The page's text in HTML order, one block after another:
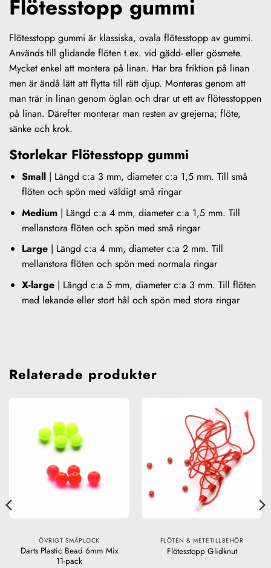
Flötesstopp gummi
Flötesstopp gummi är klassiska, ovala flötesstopp av gummi.
Används till glidande flöten t.ex. vid gädd- eller gösmete.
Mycket enkel att montera på linan. Har bra friktion på linan
men är ändå lätt att flytta till rätt djup. Monteras genom att
man trär in linan genom öglan och drar ut ett av flötesstoppen
på linan. Därefter monterar man resten av grejerna; flöte,
sänke och krok.
Storlekar Flötesstopp gummi
Small| Längd c:a 3 mm, diameter c:a 1,5 mm. Till små
flöten och spön med väldigt små ringar
Medium| Längd c:a 4 mm, diameter c:a 1,5 mm. Till
mellanstora flöten och spön med små ringar
Large| Längd c:a 4 mm, diameter c:a 2 mm. Till
mellanstora flöten och spön med normala ringar
X-large| Längd c:a 5 mm, diameter c:a 3 mm. Till flöten
med lekande eller stort hål och spön med stora ringar
Relaterade produkter
ÖVRIGT SMÅPLOCK
Darts Plastic Bead 6mm Mix
11-pack
FLÖTEN & METETILLBEHÖR
Flötesstopp Glidknut